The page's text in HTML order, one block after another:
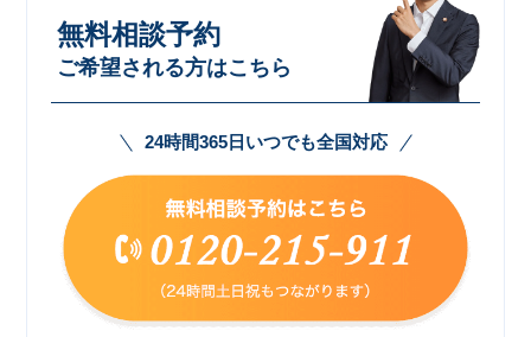
無料相談予約
ご希望される方はこちら
24時間365日いつでも全国対応